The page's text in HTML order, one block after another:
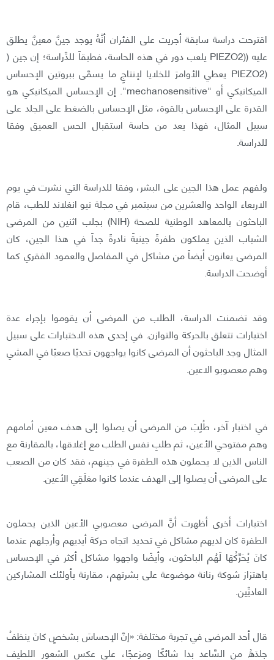
اقترحت دراسة سابقة أجريت على الفئران أنَّهُ يوجد جينٌ معينٌ يطلق
عليه ((PIEZO2 يلعب دور في هذه الحاسة، فطبقاً للدِّراسة؛ إن جين (
(PIEZO2 يعطي الأوامرَ للخلايا لإنتاجِ ما يسمَّى ببروتين الإحساس
الميكانيكي أو "mechanosensitive". إن الإحساس الميكانيكي هو
القدرة على الإحساس بالقوة، مثل الإحساس بالضغط على الجلد على
سبيل المثال، فهذا يعد من حاسة استقبال الحس العميق وفقا
للدراسة.
ولفهم عمل هذا الجين على البشر، وفقا للدراسة التي نشرت في يوم
الاربعاء الواحد والعشرين من سبتمبر في مجلة نيو انغلاند للطب، قام
الباحثون بالمعاهد الوطنية للصحة (NIH) بجلب اثنين من المرضى
الشباب الذين يملكون طفرةً جينيةً نادرةً جداً في هذا الجين، كان
المرضى يعانون أيضاً من مشاكل في المفاصل والعمود الفقري كما
أوضحت الدراسة.
وقد تضمنت الدراسة، الطلب من المرضى أن يقوموا بإجراء عدة
اختبارات تتعلق بالحركة والتوازن. في إحدى هذه الاختبارات على سبيل
المثال وجد الباحثون أن المرضى كانوا يواجهون تحديًا صعبًا في المشي
وهم معصوبو الاعين.
في اختبار آخر، طُلِبَ من المرضى أن يصلوا إلى هدف معين أمامهم
وهم مفتوحي الأعين، ثم طلبِ نفس الطلب مع إغلاقها، بالمقارنة مع
الناس الذين لا يحملون هذه الطفرة في جينهم، فقد كان من الصعب
على المرضى أن يصلوا إلى الهدف عندما كانوا مغلَقِي الأعين.
اختبارات أخرى أظهرت أنَّ المرضى معصوبي الأعين الذين يحملون
الطفرة كان لديهم مشاكل في تحديد اتجاه حركة أيديهم وأرجلهم عندما
كانَ يُحَرِّكُهَا لَهُم الباحثون، وأيضًا واجهوا مشاكل أكثر في الإحساس
باهتزاز شوكة رنانة موضوعة على بشرتهم، مقارنة بأولئك المشاركين
العاديِّين.
قال أحد المرضى في تجربة مختلفة: «إنَّ الإحساسَ بشخصٍ كانَ ينظفُ
جلدَهُ من السَّاعد بدا شائكًا ومزعجًا، على عكس الشعور اللطيف